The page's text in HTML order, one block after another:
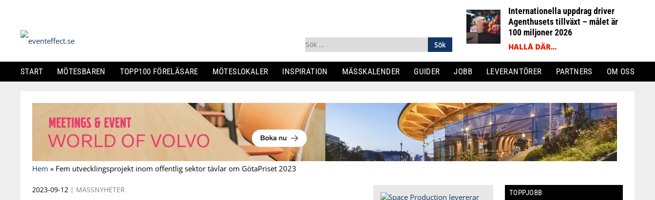
Sök
efter:
Internationella uppdrag driver
Agenthusets tillväxt – målet är
100 miljoner 2026
HALLÅ DÄR...
START MÖTESBAREN TOPP100 FÖRELÄSARE MÖTESLOKALER INSPIRATION MÄSSKALENDER GUIDER JOBB LEVERANTÖRER PARTNERS OM OSS
content
Hem » Fem utvecklingsprojekt inom offentlig sektor tävlar om GötaPriset 2023
2023-09-12 | MÄSSNYHETER TOPPJOBB